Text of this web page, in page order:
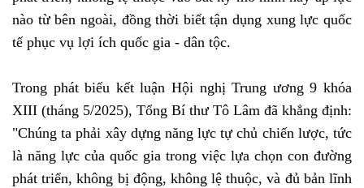
nào từ bên ngoài, đồng thời biết tận dụng xung lực quốc
tế phục vụ lợi ích quốc gia - dân tộc.
Trong phát biểu kết luận Hội nghị Trung ương 9 khóa
XIII (tháng 5/2025), Tổng Bí thư Tô Lâm đã khẳng định:
"Chúng ta phải xây dựng năng lực tự chủ chiến lược, tức
là năng lực của quốc gia trong việc lựa chọn con đường
phát triển, không bị động, không lệ thuộc, và đủ bản lĩnh